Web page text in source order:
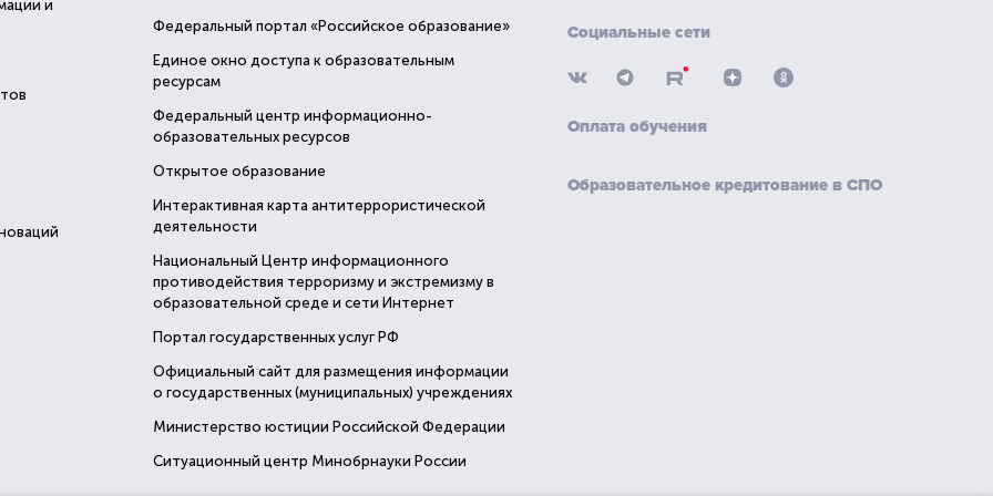
и
Федеральный портал «Российское образование»
Единое окно доступа к образовательным
ресурсам
Федеральный центр информационно-
образовательных ресурсов
Открытое образование
Интерактивная карта антитеррористической
деятельности
Национальный Центр информационного
противодействия терроризму и экстремизму в
образовательной среде и сети Интернет
Портал государственных услуг РФ
Официальный сайт для размещения информации
о государственных (муниципальных) учреждениях
Министерство юстиции Российской Федерации
Ситуационный центр Минобрнауки России
Социальные сети
Оплата обучения
Образовательное кредитование в СПО